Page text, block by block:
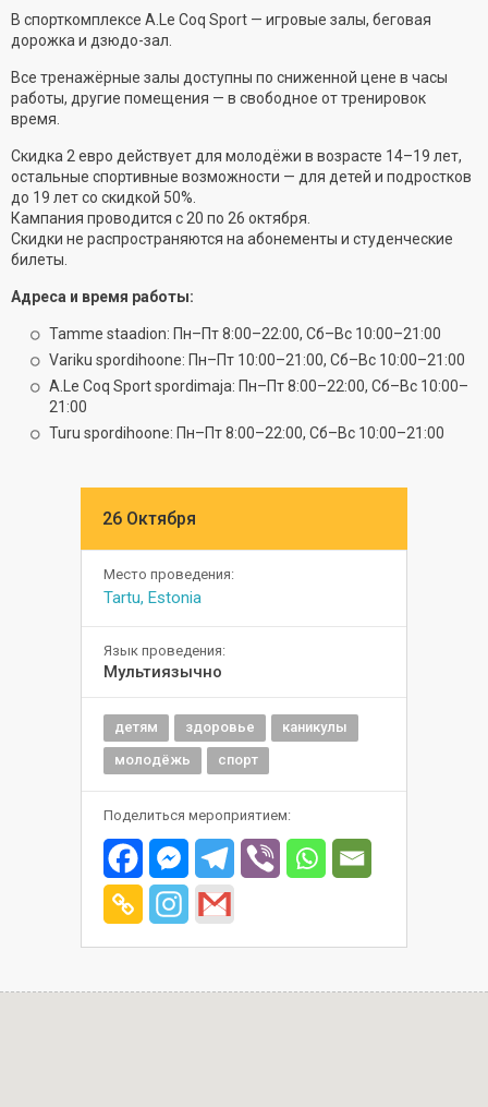
В спорткомплексе A.Le Coq Sport — игровые залы, беговая
дорожка и дзюдо-зал.
Все тренажёрные залы доступны по сниженной цене в часы
работы, другие помещения — в свободное от тренировок
время.
Скидка 2 евро действует для молодёжи в возрасте 14–19 лет,
остальные спортивные возможности — для детей и подростков
до 19 лет со скидкой 50%.
Кампания проводится с 20 по 26 октября.
Скидки не распространяются на абонементы и студенческие
билеты.
Адреса и время работы:
Tamme staadion: Пн–Пт 8:00–22:00, Сб–Вс 10:00–21:00
Variku spordihoone: Пн–Пт 10:00–21:00, Сб–Вс 10:00–21:00
A.Le Coq Sport spordimaja: Пн–Пт 8:00–22:00, Сб–Вс 10:00–
21:00
Turu spordihoone: Пн–Пт 8:00–22:00, Сб–Вс 10:00–21:00
26 Октября
Место проведения:
Tartu, Estonia
Язык проведения:
Мультиязычно
детям здоровье
каникулы
молодёжь
спорт
Поделиться мероприятием: